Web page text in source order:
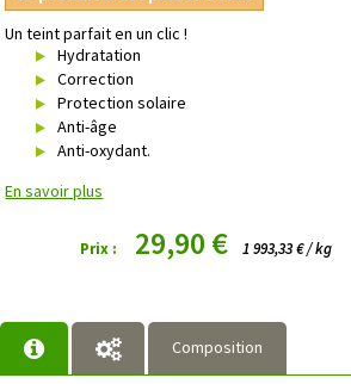
Un teint parfait en un clic !
Hydratation
Correction
Protection solaire
Anti-âge
Anti-oxydant.
En savoir plus
Prix : 29,90 € 1 993,33 € / kg
Composition